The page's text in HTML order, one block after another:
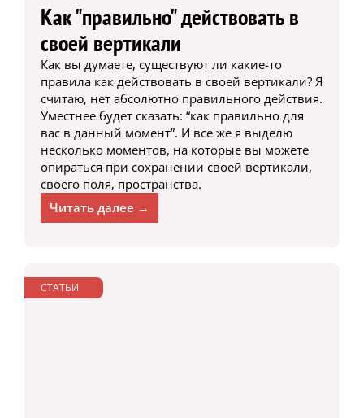
Как "правильно" действовать в
своей вертикали
Как вы думаете, существуют ли какие-то
правила как действовать в своей вертикали? Я
считаю, нет абсолютно правильного действия.
Уместнее будет сказать: “как правильно для
вас в данный момент”. И все же я выделю
несколько моментов, на которые вы можете
опираться при сохранении своей вертикали,
своего поля, пространства.
Читать далее →
СТАТЬИ